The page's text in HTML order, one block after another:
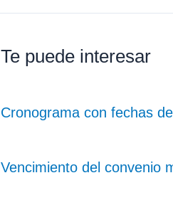
Te puede interesar
Cronograma con fechas
Vencimiento del convenio